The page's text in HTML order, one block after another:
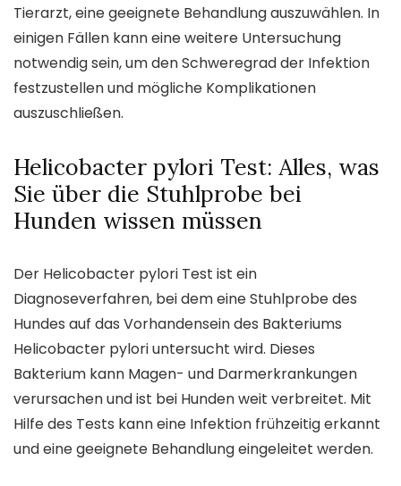
Tierarzt, eine geeignete Behandlung auszuwählen. In
einigen Fällen kann eine weitere Untersuchung
notwendig sein, um den Schweregrad der Infektion
festzustellen und mögliche Komplikationen
auszuschließen.
Helicobacter pylori Test: Alles, was
Sie über die Stuhlprobe bei
Hunden wissen müssen
Der Helicobacter pylori Test ist ein
Diagnoseverfahren, bei dem eine Stuhlprobe des
Hundes auf das Vorhandensein des Bakteriums
Helicobacter pylori untersucht wird. Dieses
Bakterium kann Magen- und Darmerkrankungen
verursachen und ist bei Hunden weit verbreitet. Mit
Hilfe des Tests kann eine Infektion frühzeitig erkannt
und eine geeignete Behandlung eingeleitet werden.